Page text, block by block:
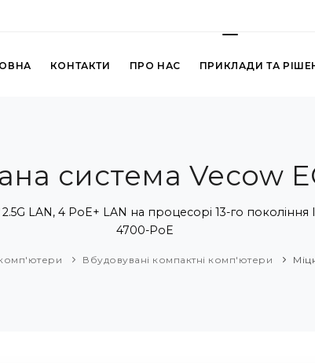
КОНТАКТИ ПРО НАС ПРИКЛАДИ ТА
система Vecow
LAN, 4 PoE+ LAN на процесорі 13-го
4700-PoE
Вбудовувані компактні комп'ютери